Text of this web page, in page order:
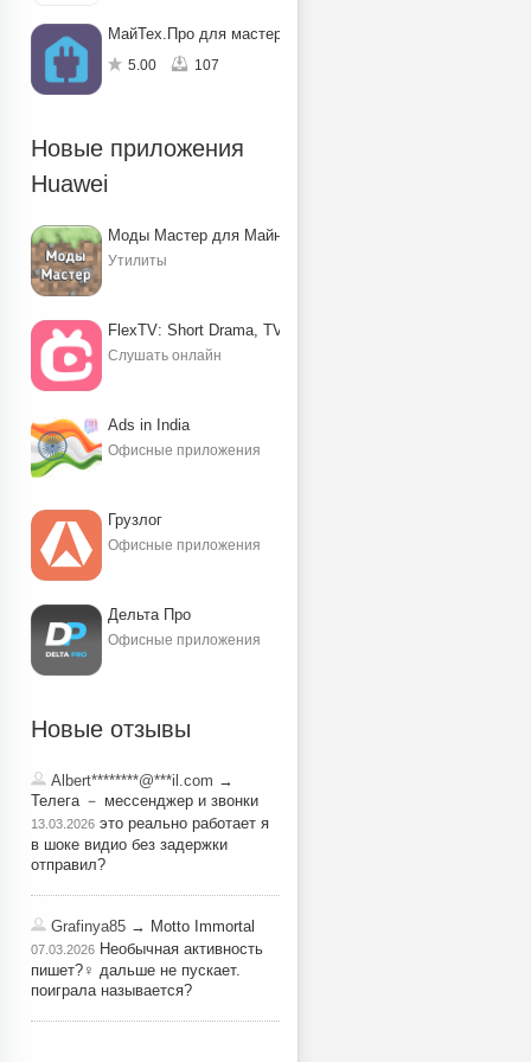
МайТех.Про для мастеров
5.00 107
Новые приложения
Huawei
Моды Мастер для Майнкрафт ПЕ
Утилиты
FlexTV: Short Drama, TV, Reels
Слушать онлайн
Ads in India
Офисные приложения
Грузлог
Офисные приложения
Дельта Про
Офисные приложения
Новые отзывы
Albert********@***il.com →
Телега － мессенджер и звонки
13.03.2026 это реально работает я
в шоке видио без задержки
отправил?
Grafinya85 → Motto Immortal
07.03.2026 Необычная активность
пишет?‍♀️ дальше не пускает.
поиграла называется?